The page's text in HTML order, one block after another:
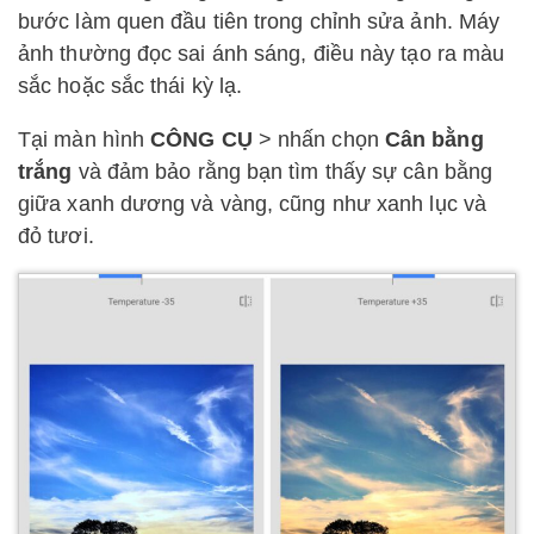
bước làm quen đầu tiên trong chỉnh sửa ảnh. Máy
ảnh thường đọc sai ánh sáng, điều này tạo ra màu
sắc hoặc sắc thái kỳ lạ.
Tại màn hìnhCÔNG CỤ > nhấn chọn Cân bằng
trắng và đảm bảo rằng bạn tìm thấy sự cân bằng
giữa xanh dương và vàng, cũng như xanh lục và
đỏ tươi.